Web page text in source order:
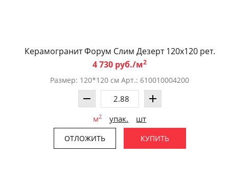
Керамогранит Форум Слим Дезерт 120x120 рет.
4 730 руб./м2
Размер: 120*120 см Арт.: 610010004200
м2 упак. шт
ОТЛОЖИТЬ КУПИТЬ